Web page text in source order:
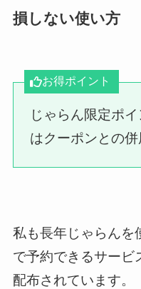
損しない使い方
お得ポイント
じゃらん限定ポ
はクーポンとの併
私も長年じゃらんを
で予約できるサービ
配布されています。